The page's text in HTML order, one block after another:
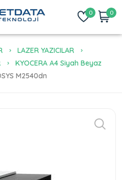
0 0
LAZER YAZICILAR
KYOCERA A4 Siyah Beyaz
M2540dn